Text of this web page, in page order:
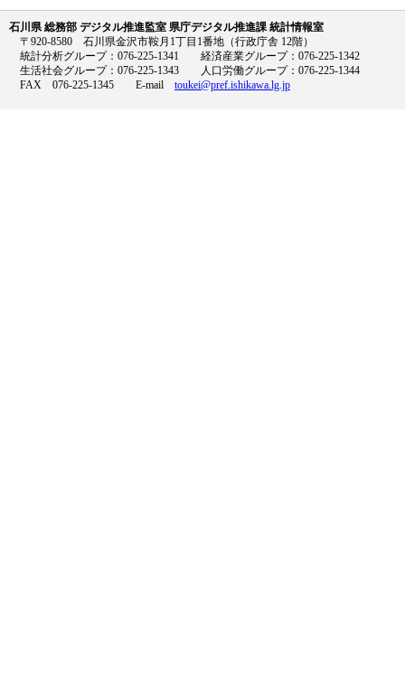
石川県 総務部 デジタル推進監室 県庁デジタル推進課 統計情報室
〒920-8580 石川県金沢市鞍月1丁目1番地（行政庁舎 12階）
統計分析グループ：076-225-1341 経済産業グループ：076-225-1342
生活社会グループ：076-225-1343 人口労働グループ：076-225-1344
FAX 076-225-1345 E-mail toukei@pref.ishikawa.lg.jp